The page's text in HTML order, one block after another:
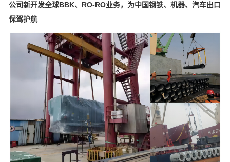
公司新开发全球BBK、RO-RO业务，为中国钢铁、机器、汽车出口
保驾护航